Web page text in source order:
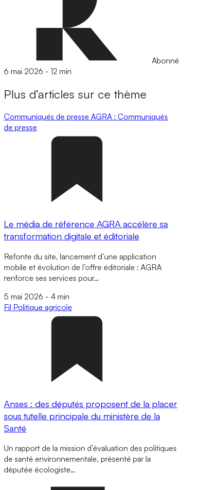
Abonné
6 mai 2026 - 12 min
Plus d’articles sur ce thème
Communiqués de presse AGRA : Communiqués
de presse
Le média de référence AGRA accélère sa
transformation digitale et éditoriale
Refonte du site, lancement d’une application
mobile et évolution de l’offre éditoriale : AGRA
renforce ses services pour…
5 mai 2026 - 4 min
Fil Politique agricole
Anses : des députés proposent de la placer
sous tutelle principale du ministère de la
Santé
Un rapport de la mission d’évaluation des politiques
de santé environnementale, présenté par la
députée écologiste…